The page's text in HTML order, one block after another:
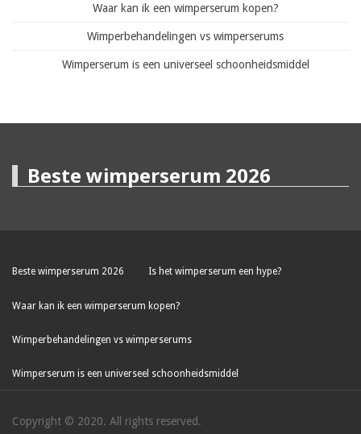
Waar kan ik een wimperserum kopen?
Wimperbehandelingen vs wimperserums
Wimperserum is een universeel schoonheidsmiddel
Beste wimperserum 2026
Beste wimperserum 2026 Is het wimperserum een hype?
Waar kan ik een wimperserum kopen?
Wimperbehandelingen vs wimperserums
Wimperserum is een universeel schoonheidsmiddel
Copyright © 2020. All rights reserved.